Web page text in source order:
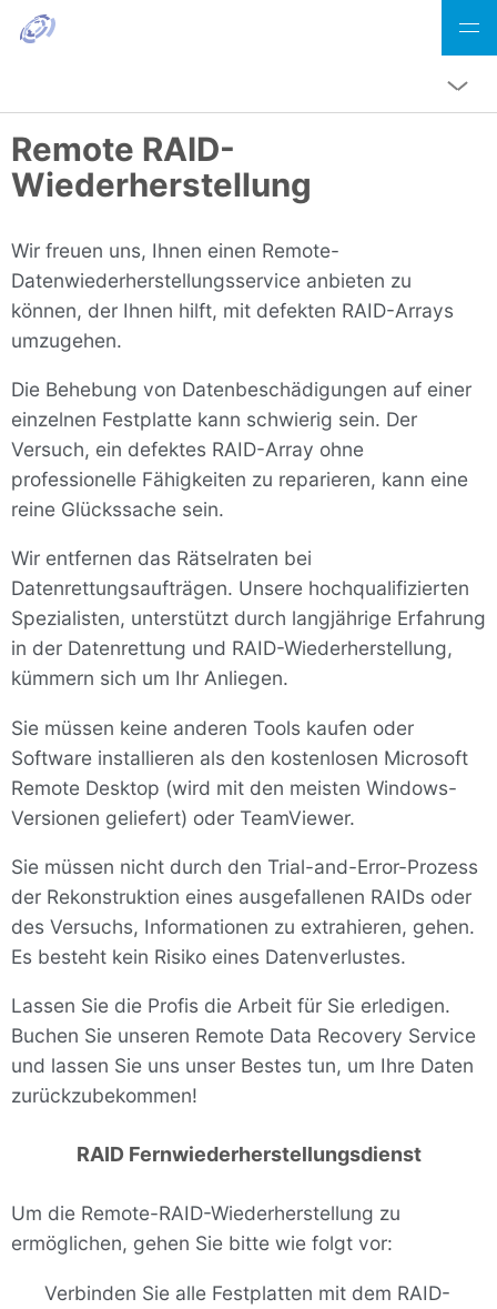
Remote RAID-
Wiederherstellung
Wir freuen uns, Ihnen einen Remote-
Datenwiederherstellungsservice anbieten zu
können, der Ihnen hilft, mit defekten RAID-Arrays
umzugehen.
Die Behebung von Datenbeschädigungen auf einer
einzelnen Festplatte kann schwierig sein. Der
Versuch, ein defektes RAID-Array ohne
professionelle Fähigkeiten zu reparieren, kann eine
reine Glückssache sein.
Wir entfernen das Rätselraten bei
Datenrettungsaufträgen. Unsere hochqualifizierten
Spezialisten, unterstützt durch langjährige Erfahrung
in der Datenrettung und RAID-Wiederherstellung,
kümmern sich um Ihr Anliegen.
Sie müssen keine anderen Tools kaufen oder
Software installieren als den kostenlosen Microsoft
Remote Desktop (wird mit den meisten Windows-
Versionen geliefert) oder TeamViewer.
Sie müssen nicht durch den Trial-and-Error-Prozess
der Rekonstruktion eines ausgefallenen RAIDs oder
des Versuchs, Informationen zu extrahieren, gehen.
Es besteht kein Risiko eines Datenverlustes.
Lassen Sie die Profis die Arbeit für Sie erledigen.
Buchen Sie unseren Remote Data Recovery Service
und lassen Sie uns unser Bestes tun, um Ihre Daten
zurückzubekommen!
RAID Fernwiederherstellungsdienst
Um die Remote-RAID-Wiederherstellung zu
ermöglichen, gehen Sie bitte wie folgt vor:
Verbinden Sie alle Festplatten mit dem RAID-